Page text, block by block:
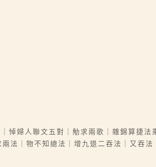
悼婦人聯文五對｜觔求兩歌｜雜錦算捷
法｜物不知總法｜增九退二吞法｜又吞